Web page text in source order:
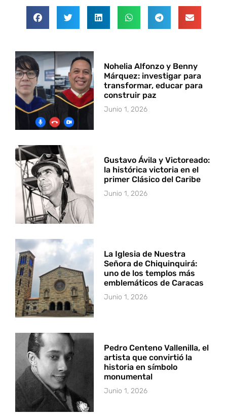
Nohelia Alfonzo y Benny
Márquez: investigar para
transformar, educar para
construir paz
Junio 1, 2026
Gustavo Ávila y Victoreado:
la histórica victoria en el
primer Clásico del Caribe
Junio 1, 2026
La Iglesia de Nuestra
Señora de Chiquinquirá:
uno de los templos más
emblemáticos de Caracas
Junio 1, 2026
Pedro Centeno Vallenilla, el
artista que convirtió la
historia en símbolo
monumental
Junio 1, 2026